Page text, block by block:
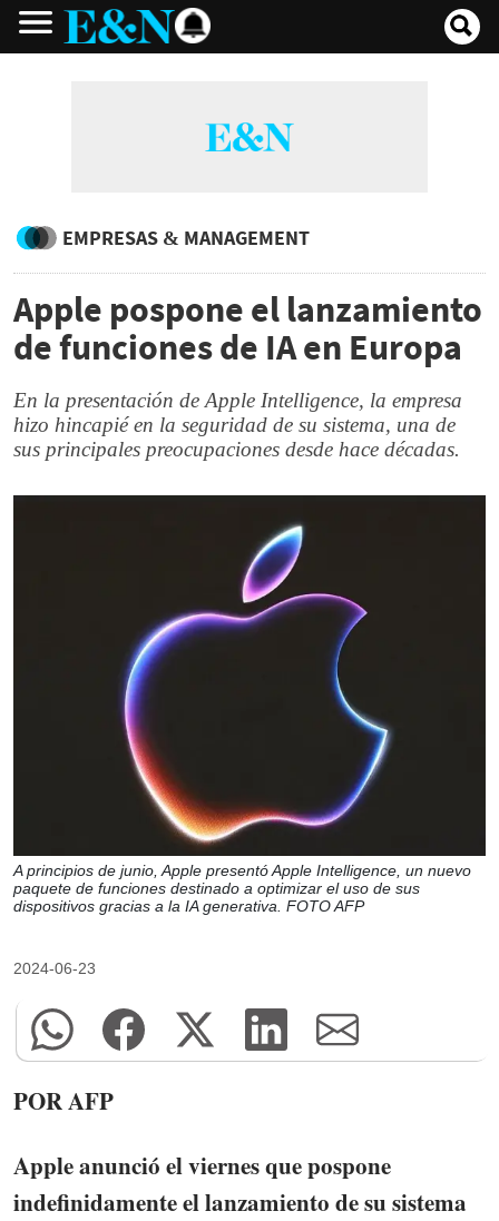
EMPRESAS & MANAGEMENT
Apple pospone el lanzamiento
de funciones de IA en Europa
En la presentación de Apple Intelligence, la empresa
hizo hincapié en la seguridad de su sistema, una de
sus principales preocupaciones desde hace décadas.
A principios de junio, Apple presentó Apple Intelligence, un nuevo
paquete de funciones destinado a optimizar el uso de sus
dispositivos gracias a la IA generativa. FOTO AFP
2024-06-23
POR AFP
Apple anunció el viernes que pospone
indefinidamente el lanzamiento de su sistema